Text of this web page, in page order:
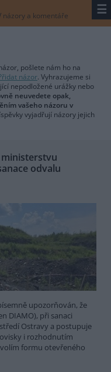
názory a komentáře ☰
pošlete nám ho na
názor. Vyhrazujeme si
nepodložené urážky nebo
neuvedete opak,
vašeho názoru v
vyjadřují názory jejich
odvalu
upozorňován, že
DIAMO), při sanaci
Ostravy a postupuje
i rozhodnutím
formu otevřeného